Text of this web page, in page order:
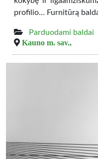
profilio… Furnitūrą
Parduodami baldai
Kauno m. sav.,